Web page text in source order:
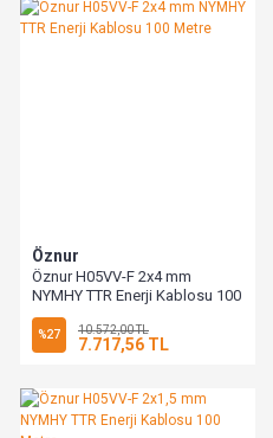
Öznur
Öznur H05VV-F 2x4 mm
NYMHY TTR Enerji Kablosu 100
Metre
%27 10.572,00 TL
7.717,56 TL